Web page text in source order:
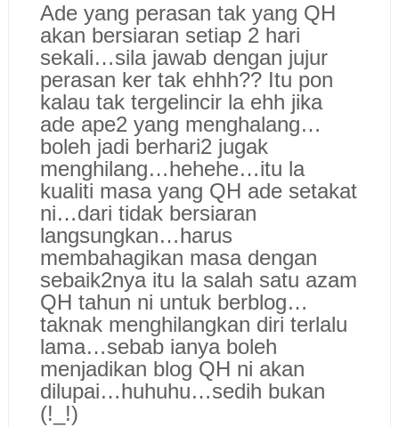
Ade yang perasan tak yang QH
akan bersiaran setiap 2 hari
sekali…sila jawab dengan jujur
perasan ker tak ehhh?? Itu pon
kalau tak tergelincir la ehh jika
ade ape2 yang menghalang…
boleh jadi berhari2 jugak
menghilang…hehehe…itu la
kualiti masa yang QH ade setakat
ni…dari tidak bersiaran
langsungkan…harus
membahagikan masa dengan
sebaik2nya itu la salah satu azam
QH tahun ni untuk berblog…
taknak menghilangkan diri terlalu
lama…sebab ianya boleh
menjadikan blog QH ni akan
dilupai…huhuhu…sedih bukan
(!_!)